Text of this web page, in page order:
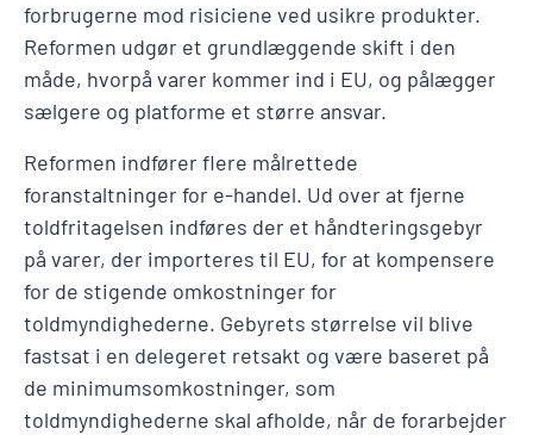
forbrugerne mod risiciene ved usikre produkter.
Reformen udgør et grundlæggende skift i den
måde, hvorpå varer kommer ind i EU, og pålægger
sælgere og platforme et større ansvar.
Reformen indfører flere målrettede
foranstaltninger for e-handel. Ud over at fjerne
toldfritagelsen indføres der et håndteringsgebyr
på varer, der importeres til EU, for at kompensere
for de stigende omkostninger for
toldmyndighederne. Gebyrets størrelse vil blive
fastsat i en delegeret retsakt og være baseret på
de minimumsomkostninger, som
toldmyndighederne skal afholde, når de forarbejder